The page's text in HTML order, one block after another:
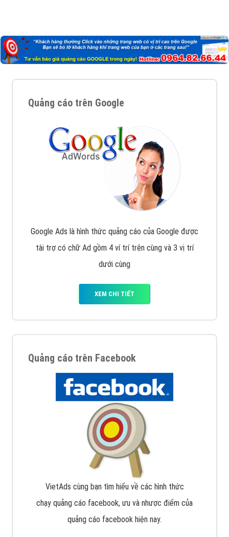
Quảng cáo trên Google
Google Ads là hình thức quảng cáo của Google được
tài trợ có chữ Ad gồm 4 ví trí trên cùng và 3 vị trí
dưới cùng
XEM CHI TIẾT
Quảng cáo trên Facebook
VietAds cùng bạn tìm hiểu về các hình thức
chạy quảng cáo facebook, ưu và nhược điểm của
quảng cáo facebook hiện nay.